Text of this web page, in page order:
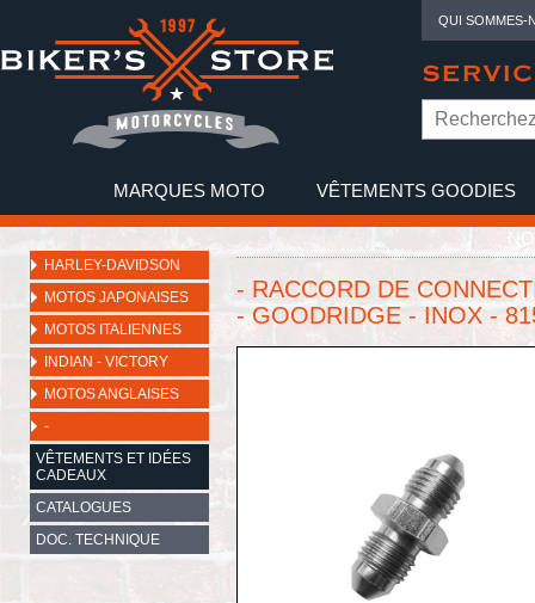
QUI SOMMES-
MARQUES MOTO VÊTEMENTS GOODIES
HARLEY-DAVIDSON
MOTOS JAPONAISES
MOTOS ITALIENNES
INDIAN - VICTORY
MOTOS ANGLAISES
-
VÊTEMENTS ET IDÉES
CADEAUX
CATALOGUES
DOC. TECHNIQUE
- RACCORD DE
- GOODRIDGE - INOX -